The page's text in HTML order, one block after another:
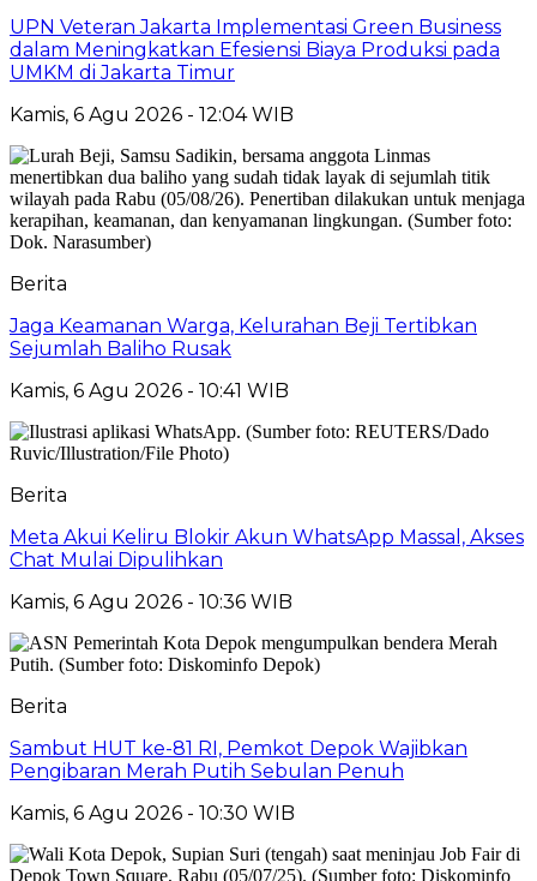
UPN Veteran Jakarta Implementasi Green Business
dalam Meningkatkan Efesiensi Biaya Produksi pada
UMKM di Jakarta Timur
Kamis, 6 Agu 2026 - 12:04 WIB
Berita
Jaga Keamanan Warga, Kelurahan Beji Tertibkan
Sejumlah Baliho Rusak
Kamis, 6 Agu 2026 - 10:41 WIB
Berita
Meta Akui Keliru Blokir Akun WhatsApp Massal, Akses
Chat Mulai Dipulihkan
Kamis, 6 Agu 2026 - 10:36 WIB
Berita
Sambut HUT ke-81 RI, Pemkot Depok Wajibkan
Pengibaran Merah Putih Sebulan Penuh
Kamis, 6 Agu 2026 - 10:30 WIB